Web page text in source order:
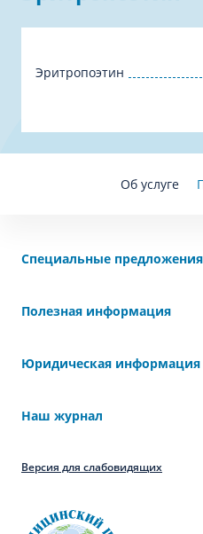
Эритропоэтин
Об услуге
Специальные предложения
Полезная информация
Юридическая информация
Наш журнал
Версия для слабовидящих